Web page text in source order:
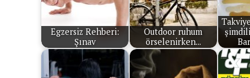
Egzersiz Rehberi:
Şınav
Outdoor ruhum
örselenirken...